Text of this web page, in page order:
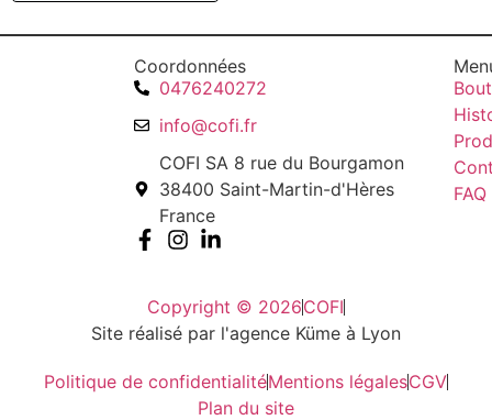
Coordonnées
0476240272
info@cofi.fr
COFI SA 8 rue du Bourgamon
38400 Saint-Martin-d'Hères
France
FAQ
Copyright © 2026COFI
Site réalisé par l'agence Küme à Lyon
Politique de confidentialitéMentions légalesCGV
Plan du site